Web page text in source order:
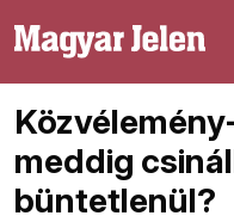
meddig
büntetlenül?